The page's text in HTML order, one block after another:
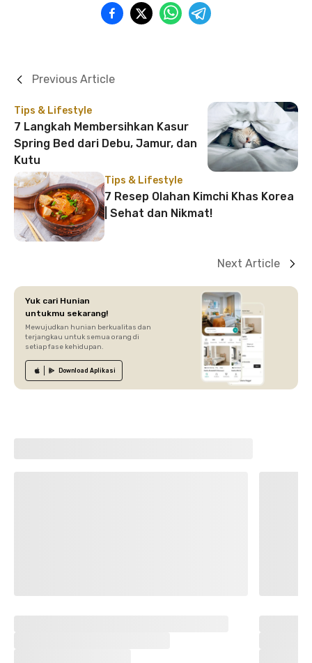
Tips & Lifestyle
7 Langkah Membersihkan Kasur
Spring Bed dari Debu, Jamur, dan
Kutu
Previous Article
Tips & Lifestyle
7 Resep Olahan Kimchi Khas Korea
| Sehat dan Nikmat!
Next Article
Yuk cari Hunian
untukmu sekarang!
Mewujudkan hunian berkualitas dan
terjangkau untuk semua orang di
setiap fase kehidupan.
Download Aplikasi